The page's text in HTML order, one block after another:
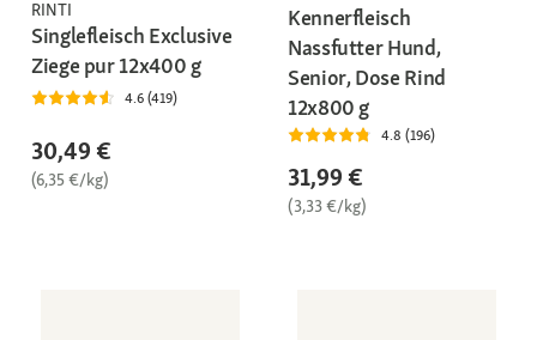
RINTI
Singlefleisch Exclusive
Ziege pur 12x400 g
4.6 (419)
30,49 €
(6,35 €/kg)
Kennerfleisch
Nassfutter Hund,
Senior, Dose Rind
12x800 g
4.8 (196)
31,99 €
(3,33 €/kg)